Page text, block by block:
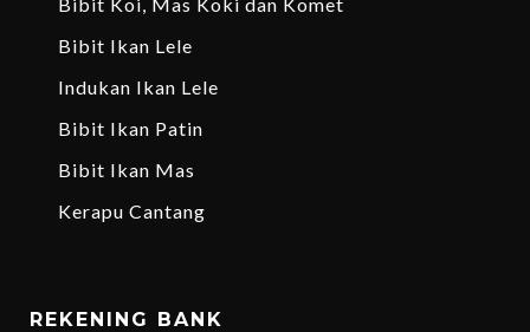
Bibit Ikan Lele
Indukan Ikan Lele
Bibit Ikan Patin
Bibit Ikan Mas
Kerapu Cantang
REKENING BANK